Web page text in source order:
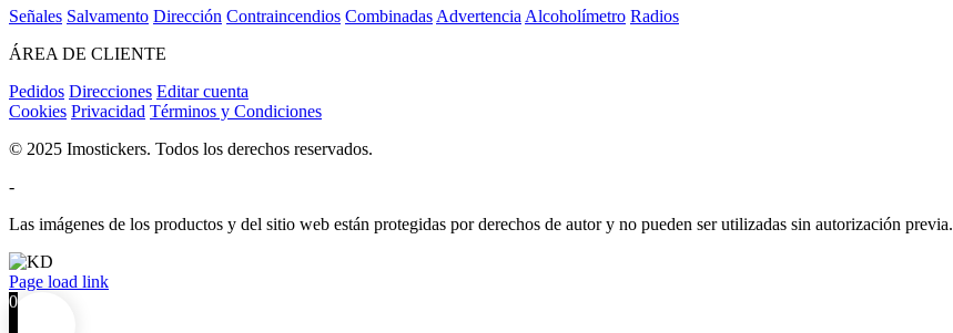
Señales Salvamento Dirección Contraincendios Combinadas Advertencia Alcoholímetro Radios
ÁREA DE CLIENTE
Pedidos Direcciones Editar cuenta
Cookies Privacidad Términos y Condiciones
© 2025 Imostickers. Todos los derechos reservados.
-
Las imágenes de los productos y del sitio web están protegidas por derechos de autor y no pueden ser utilizadas sin autorización previa.
Facebook
Twitter
Instagram
Pinterest
Page load link
0